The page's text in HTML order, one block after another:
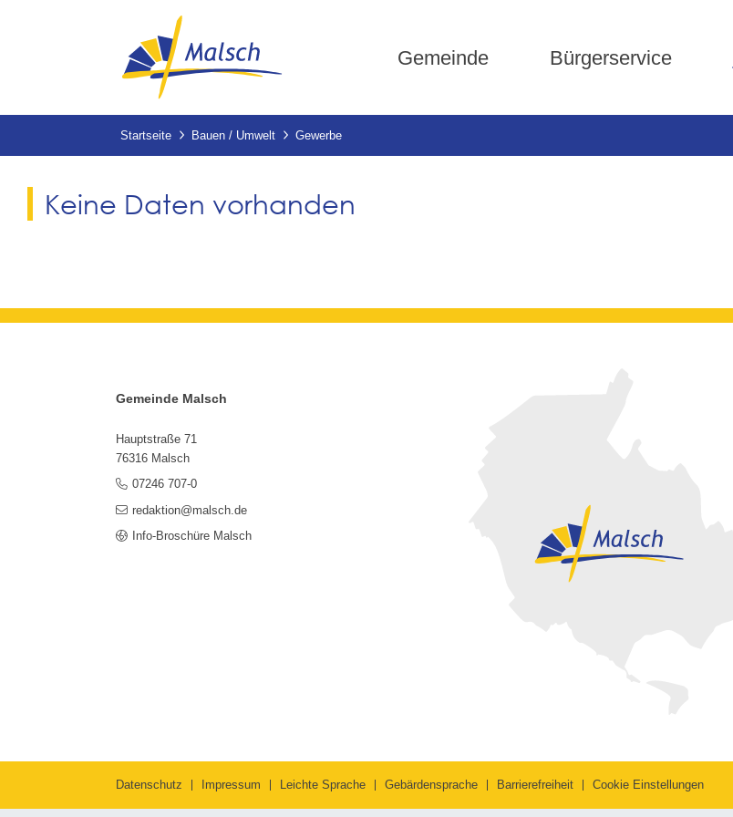
Gemeinde Bürgerservice
Startseite Bauen / Umwelt Gewerbe
Keine Daten vorhanden
Gemeinde Malsch
Hauptstraße 71
76316 Malsch
07246 707-0
redaktion@malsch.de
Info-Broschüre Malsch
Datenschutz Impressum Leichte Sprache Gebärdensprache Barrierefreiheit Cookie Einstellungen